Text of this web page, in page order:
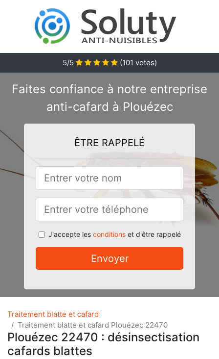
5/5 (101 votes)
Faites confiance à notre entreprise
anti-cafard à Plouézec
ÊTRE RAPPELÉ
J'accepte les conditionset d'être rappelé
Envoyer
Traitement blatte et cafard
Traitement blatte et cafard Plouézec 22470
Plouézec 22470 : désinsectisation
cafards blattes